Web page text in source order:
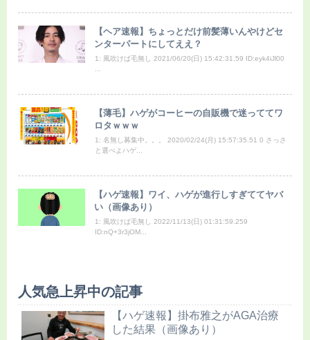
【ヘア速報】ちょっとだけ前髪薄いんやけどセ
ンターパートにしてええ？
1: 風吹けば毛無し 2021/06/20(日) 15:42:31.59 ID:eyk4iJl00
【薄毛】ハゲがコーヒーの自販機で迷っててワ
ロタｗｗｗ
1: 名無し募集中。。。 2020/02/24(月) 15:57:35.51 0 さっさ
と選べよハゲ...
【ハゲ速報】ワイ、ハゲが進行しすぎててヤバ
い（画像あり）
1: 風吹けば毛無し 2022/11/13(日) 01:31:59.259
ID:nQ+3r3jOM...
人気急上昇中の記事
【ハゲ速報】掛布雅之がAGA治療
した結果（画像あり）